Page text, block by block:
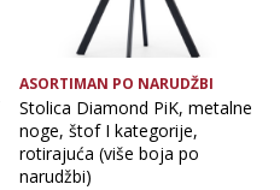
ASORTIMAN PO NARUDŽBI
Stolica Diamond PiK, metalne
noge, štof I kategorije,
rotirajuća (više boja po
narudžbi)